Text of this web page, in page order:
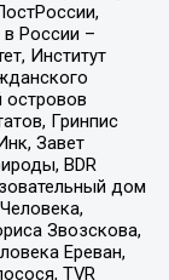
России –
Институт
Гринпис
Завет
BDR
дом
Звозскова,
Ереван,
TVR